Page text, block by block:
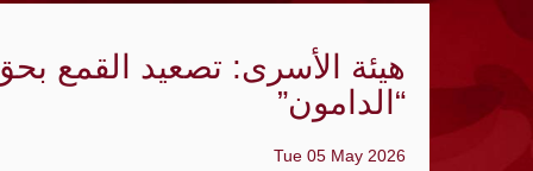
"أشد" ومنظمة الجيل الجديد "مجد" ينظمان
«الديمقراطية»: عدوان الإحتلال
هيئة الأسرى: تصعيد القمع
“الدامون”
Tue 05 May 2026